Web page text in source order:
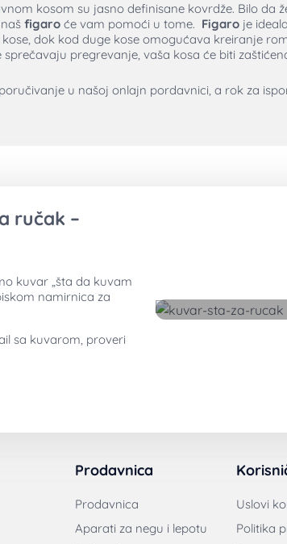
kosom su jasno definisane kovrdže. Bilo da
figaro će vam pomoći u tome. Figaro je
dok kod duge kose omogućava kreiranje
pregrevanje, vaša kosa će biti
u našoj onlajn pordavnici, a rok za
ručak –
kuvar „šta da kuvam
namirnica za
sa kuvarom, proveri
Prodavnica
Prodavnica
Aparati za negu i lepotu
Uslovi
Politika